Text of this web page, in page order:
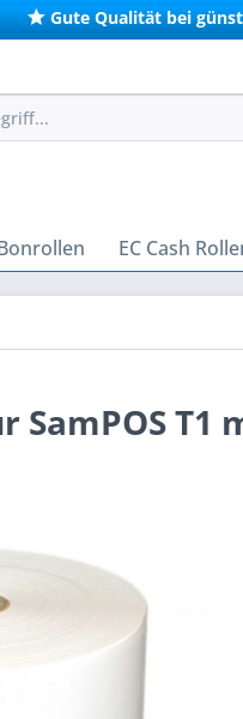
Gute Qualität bei
EC Cash
T1